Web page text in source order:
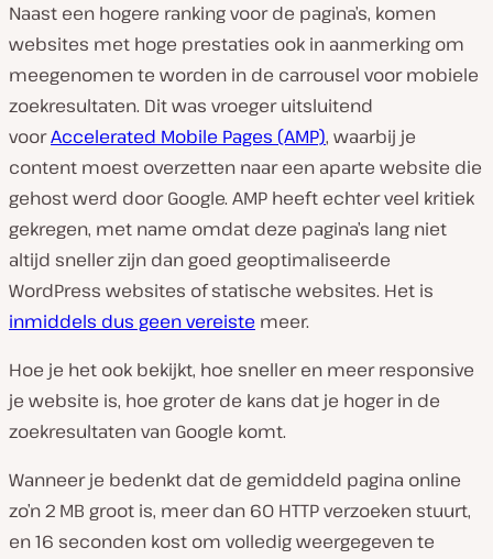
Naast een hogere ranking voor de pagina’s, komen
websites met hoge prestaties ook in aanmerking om
meegenomen te worden in de carrousel voor mobiele
zoekresultaten. Dit was vroeger uitsluitend
voorAccelerated Mobile Pages (AMP), waarbij je
content moest overzetten naar een aparte website die
gehost werd door Google. AMP heeft echter veel kritiek
gekregen, met name omdat deze pagina’s lang niet
altijd sneller zijn dan goed geoptimaliseerde
WordPress websites of statische websites. Het is
inmiddels dus geen vereiste meer.
Hoe je het ook bekijkt, hoe sneller en meer responsive
je website is, hoe groter de kans dat je hoger in de
zoekresultaten van Google komt.
Wanneer je bedenkt dat de gemiddeld pagina online
zo’n 2 MB groot is, meer dan 60 HTTP verzoeken stuurt,
en 16 seconden kost om volledig weergegeven te